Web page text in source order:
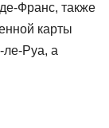
Франс, также
карты
ле-Руа, а